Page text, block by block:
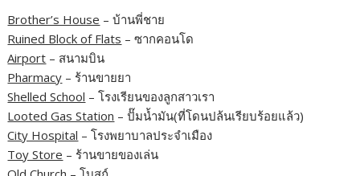
Brother’s House – บ้านพี่ชาย
Ruined Block of Flats – ซากคอนโด
Airport – สนามบิน
Pharmacy – ร้านขายยา
Shelled School – โรงเรียนของลูกสาวเรา
Looted Gas Station – ปั๊มน้ำมัน(ที่โดนปล้นเรียบร้อยแล้ว)
City Hospital – โรงพยาบาลประจำเมือง
Toy Store – ร้านขายของเล่น